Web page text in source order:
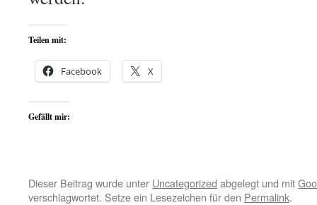
Teilen mit:
Facebook X
Gefällt mir:
Dieser Beitrag wurde unter Uncategorized abgelegt und mit
verschlagwortet. Setze ein Lesezeichen für den Permalink.